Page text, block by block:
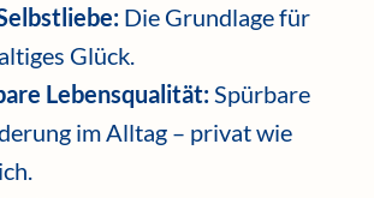
Die Grundlage für
Glück.
Lebensqualität:Spürbare
im Alltag – privat wie